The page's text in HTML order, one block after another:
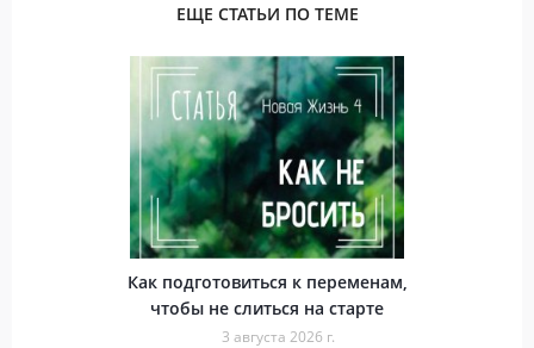
ЕЩЕ СТАТЬИ ПО ТЕМЕ
Как подготовиться к переменам,
чтобы не слиться на старте
3 августа 2026 г.